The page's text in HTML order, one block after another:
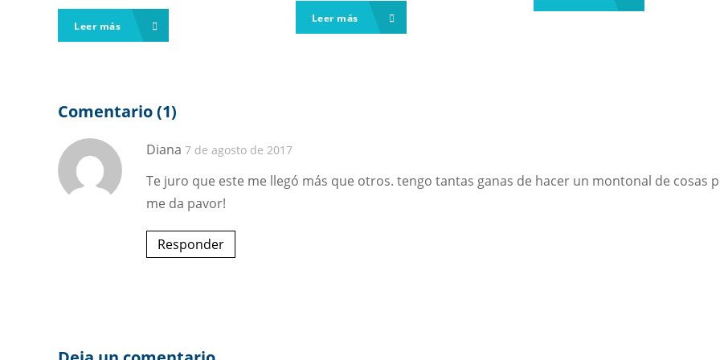
Leer más
Leer más
Comentario (1)
Diana 7 de agosto de 2017
Te juro que este me llegó más que otros. tengo tantas ganas de hacer un montonal de cosas
me da pavor!
Responder